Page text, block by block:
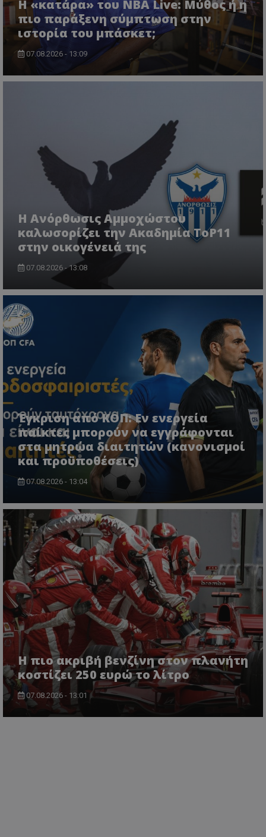
Η «κατάρα» του NBA Live: Μύθος ή η
πιο παράξενη σύμπτωση στην
ιστορία του μπάσκετ;
07.08.2026 - 13:09
Η Ανόρθωσις Αμμοχώστου
καλωσορίζει την Ακαδημία ToP11
στην οικογένειά της
07.08.2026 - 13:08
Έγκριση από ΚΟΠ: Εν ενεργεία
παίκτες μπορούν να εγγράφονται
στα μητρώα διαιτητών (κανονισμοί
και προϋποθέσεις)
07.08.2026 - 13:04
Η πιο ακριβή βενζίνη στον πλανήτη
κοστίζει 250 ευρώ το λίτρο
07.08.2026 - 13:01